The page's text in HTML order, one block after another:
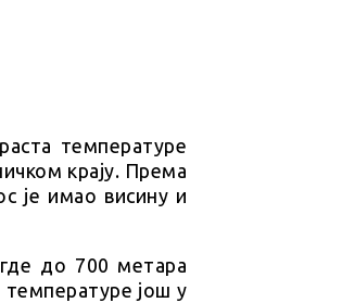
температуре
крају. Према
је имао висину и
до 700 метара
температуре још у